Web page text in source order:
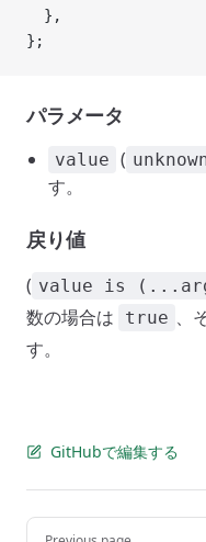
  },
};
パラメータ
value (
す。
戻り値
( value is
数の場合は
true 、
す。
GitHubで編集する
Pager